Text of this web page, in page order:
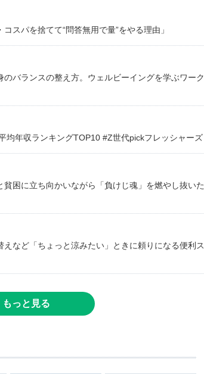
パを捨てて“問答無用で量”をやる理由」
バランスの整え方。ウェルビーイングを学ぶワー
均年収ランキングTOP10 #Z世代pickフレッシャーズ
困に立ち向かいながら「負けじ魂」を燃やし抜い
えなど「ちょっと涼みたい」ときに頼りになる便利
もっと見る